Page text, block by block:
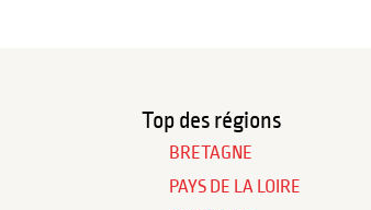
Top des régions
BRETAGNE
PAYS DE LA LOIRE